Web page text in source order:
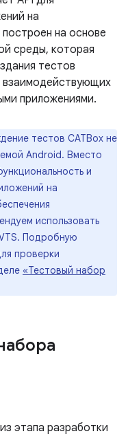
на
на основе
среды, которая
тестов
взаимодействующих
приложениями.
тестов CATBox не
Android. Вместо
и
на
использовать
Подробную
проверки
«Тестовый набор
этапа разработки